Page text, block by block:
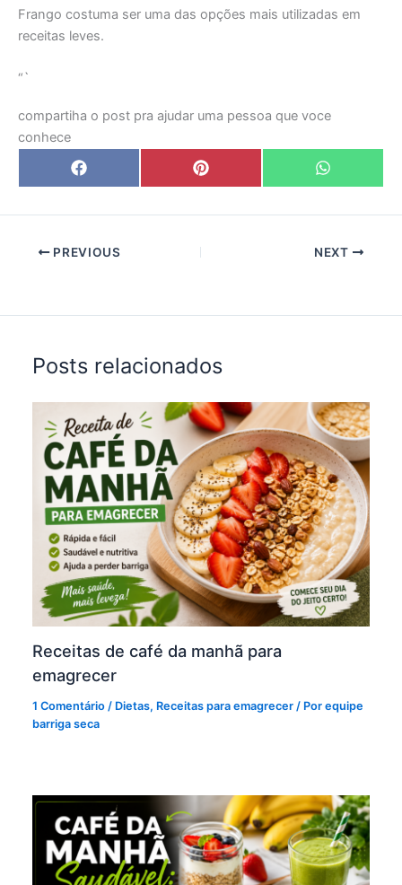
Frango costuma ser uma das opções mais utilizadas em
receitas leves.
“`
compartiha o post pra ajudar uma pessoa que voce
conhece
Share
on
F
a
e
o
k
Share
on
P
i
t
Share
on
W
h
t
p
p
PREVIOUS NEXT
Posts relacionados
Receitas de café da manhã para
emagrecer
1 Comentário / Dietas, Receitas para emagrecer / Porequipe
barriga seca